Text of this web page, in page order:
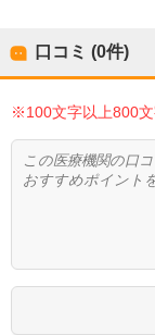
口コミ (0件)
※100文字以上800